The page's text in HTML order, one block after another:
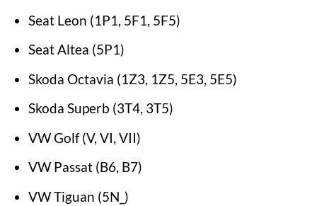
Seat Leon (1P1, 5F1, 5F5)
Seat Altea (5P1)
Skoda Octavia (1Z3, 1Z5, 5E3, 5E5)
Skoda Superb (3T4, 3T5)
VW Golf (V, VI, VII)
VW Passat (B6, B7)
VW Tiguan (5N_)